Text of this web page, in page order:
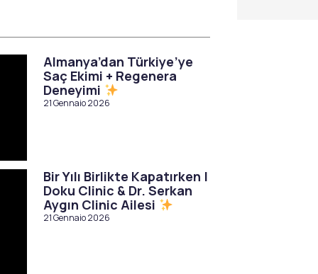
Almanya’dan Türkiye’ye
Saç Ekimi + Regenera
Deneyimi
21 Gennaio 2026
Bir Yılı Birlikte Kapatırken |
Doku Clinic & Dr. Serkan
Aygın Clinic Ailesi
21 Gennaio 2026